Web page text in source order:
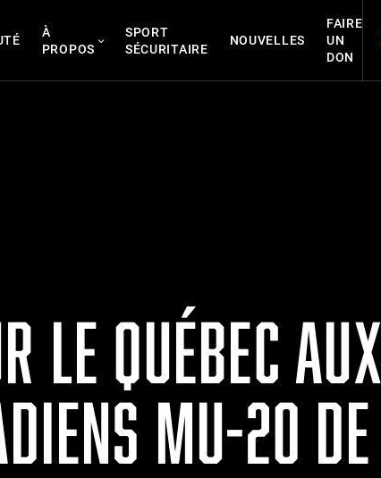
À
PROPOS
SPORT
SÉCURITAIRE
NOUVELLES
FAIRE
UN
DON
LE QUÉBEC AUX
MU-20 DE